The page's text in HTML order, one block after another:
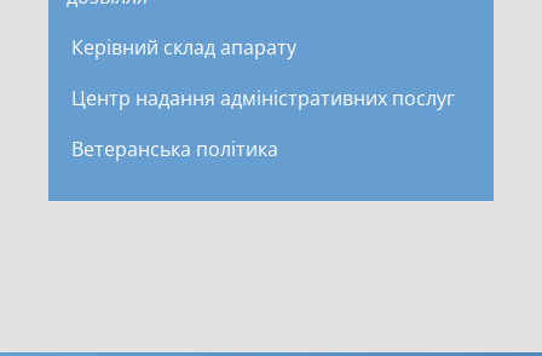
Керівний склад апарату
Центр надання адміністративних послуг
Ветеранська політика